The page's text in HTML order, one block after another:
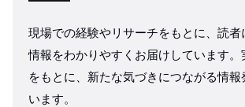
現場での経験やリサーチをもとに、読者
情報をわかりやすくお届けしています。
をもとに、新たな気づきにつながる情報
います。